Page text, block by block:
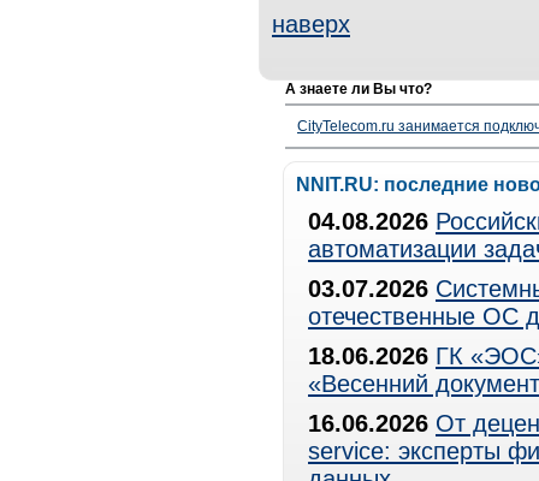
наверх
А знаете ли Вы что?
CityTelecom.ru занимается
NNIT.RU: последние
04.08.2026
автоматизации
03.07.2026
отечественные ОС
18.06.2026 ГК
«Весенний
16.06.2026 От
service: эксперты